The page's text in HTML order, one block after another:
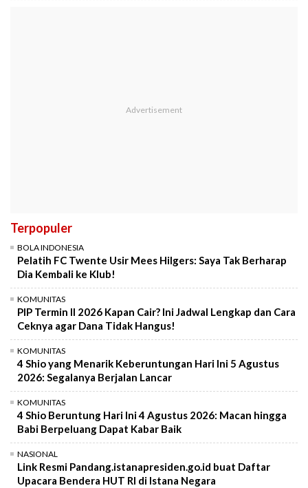
Terpopuler
BOLA INDONESIA
Pelatih FC Twente Usir Mees Hilgers: Saya Tak Berharap
Dia Kembali ke Klub!
KOMUNITAS
PIP Termin II 2026 Kapan Cair? Ini Jadwal Lengkap dan Cara
Ceknya agar Dana Tidak Hangus!
KOMUNITAS
4 Shio yang Menarik Keberuntungan Hari Ini 5 Agustus
2026: Segalanya Berjalan Lancar
KOMUNITAS
4 Shio Beruntung Hari Ini 4 Agustus 2026: Macan hingga
Babi Berpeluang Dapat Kabar Baik
NASIONAL
Link Resmi Pandang.istanapresiden.go.id buat Daftar
Upacara Bendera HUT RI di Istana Negara